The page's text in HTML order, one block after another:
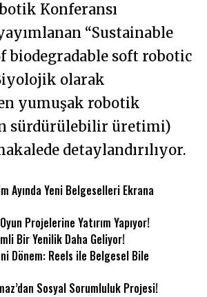
Konferansı
“Sustainable
biodegradable soft robotic
olarak
yumuşak robotik
sürdürülebilir üretimi)
detaylandırılıyor.
Ayında Yeni Belgeselleri Ekrana
Projelerine Yatırım Yapıyor!
Bir Yenilik Daha Geliyor!
Dönem: Reels ile Belgesel Bile
Sosyal Sorumluluk Projesi!